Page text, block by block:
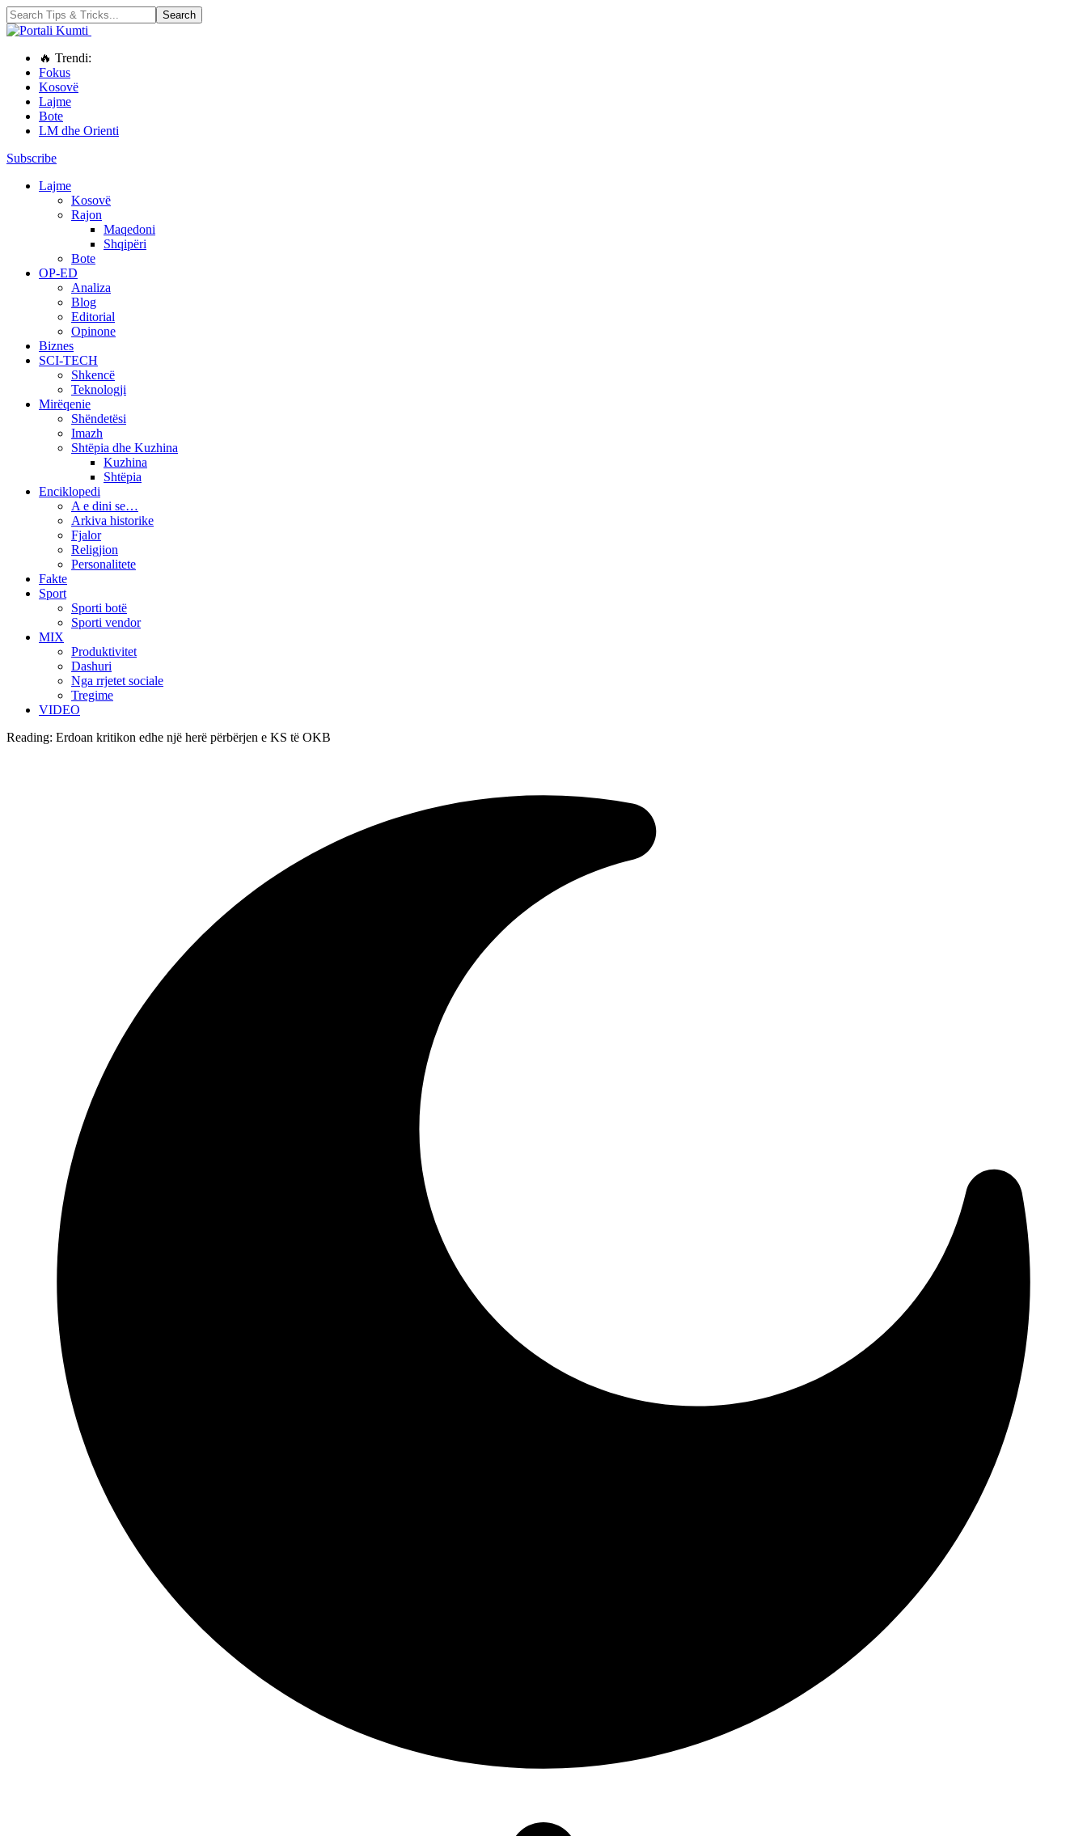
🔥 Trendi:
Fokus
Kosovë
Lajme
Bote
LM dhe Orienti
Subscribe
Lajme
Kosovë
Rajon
Maqedoni
Shqipëri
Bote
OP-ED
Analiza
Blog
Editorial
Opinone
Biznes
SCI-TECH
Shkencë
Teknologji
Mirëqenie
Shëndetësi
Imazh
Shtëpia dhe Kuzhina
Kuzhina
Shtëpia
Enciklopedi
A e dini se…
Arkiva historike
Fjalor
Religjion
Personalitete
Fakte
Sport
Sporti botë
Sporti vendor
MIX
Produktivitet
Dashuri
Nga rrjetet sociale
Tregime
VIDEO
Reading: Erdoan kritikon edhe një herë përbërjen e KS të OKB